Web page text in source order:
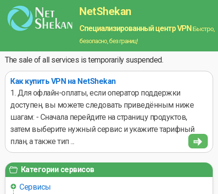
NetShekan
Специализированный центр VPN Быстро,
безопасно, без границ!
The sale of all services is temporarily suspended.
Как купить VPN на NetShekan
1. Для офлайн-оплаты, если оператор поддержки
доступен, вы можете следовать приведённым ниже
шагам: - Сначала перейдите на страницу продуктов,
затем выберите нужный сервис и укажите тарифный
план, а также тип ...
Категории сервисов
Сервисы